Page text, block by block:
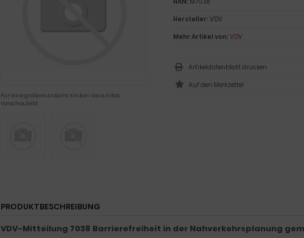
Für eine größere Ansicht klicken Sie auf das
Vorschaubild
Hersteller: VDV
Mehr Artikel von: VDV
Artikeldatenblatt drucken
PRODUKTBESCHREIBUNG
VDV-Mitteilung 7038 Barrierefreiheit in der Nahverkehrsplanung